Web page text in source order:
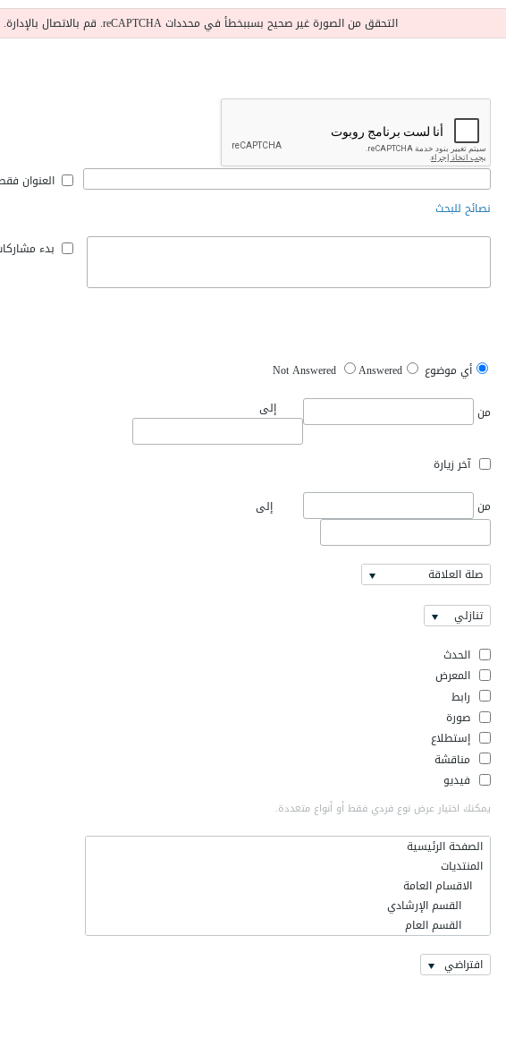
التحقق من الصورة غير صحيح بسببخطأ في محددات reCAPTCHA. قم بالاتصال بالإدارة.
نصائح للبحث
العنوان
بدء
أي موضوع Not Answered Answered
من إلى
آخر زيارة
من إلى
صلة العلاقة
تنازلي
الحدث
المعرض
رابط
صورة
إستطلاع
مناقشة
فيديو
يمكنك اختيار عرض نوع فردي فقط أو أنواع متعددة.
الصفحة الرئيسية
المنتديات
الاقسام العامة
القسم الإرشادي
القسم العام
اخر الاخبار والتطورات
افتراضي